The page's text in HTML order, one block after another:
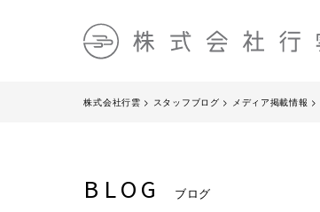
株式会社行雲 > スタッフブログ > メディア掲載情報 >
BLOG ブログ